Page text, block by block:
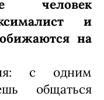
берем
литературы,
его в
язык
создать
артисты